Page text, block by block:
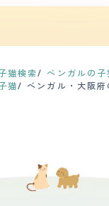
、入ってはいけない
、蓋の閉まる空き缶
を覚える前から認識し
におすすめです。 【お手入れ
でものすごく抜けると
クから眺めています。 【
たと思います。 外の
体的にはおとなしい方
掃除機をかけています
なので、カットはしま
猫検索
ベンガルの子
猫
ベンガル・大阪府